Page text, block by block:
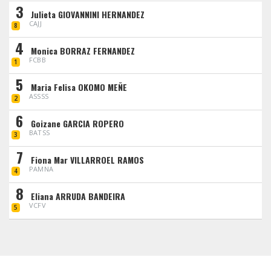
3
8
Julieta GIOVANNINI HERNANDEZ
CAJJ
4
1
Monica BORRAZ FERNANDEZ
FCBB
5
2
Maria Felisa OKOMO MEÑE
ASSSS
6
3
Goizane GARCIA ROPERO
BATSS
7
4
Fiona Mar VILLARROEL RAMOS
PAMNA
8
5
Eliana ARRUDA BANDEIRA
VCFV